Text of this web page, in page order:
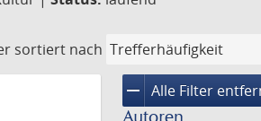
sortiert nach
remove Alle Filter